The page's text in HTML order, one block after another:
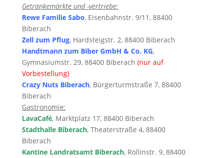
Getränkemärkte und -vertriebe:
Rewe Familie Sabo, Eisenbahnstr. 9/11, 88400
Biberach
Zell zum Pflug, Hardsteigstr. 2, 88400 Biberach
Handtmann zum Biber GmbH & Co. KG,
Gymnasiumstr. 29, 88400 Biberach (nur auf
Vorbestellung)
Crazy Nuts Biberach, Bürgerturmstraße 7, 88400
Biberach
Gastronomie:
LavaCafé, Marktplatz 17, 88400 Biberach
Stadthalle Biberach, Theaterstraße 4, 88400
Biberach
Kantine Landratsamt Biberach, Rollinstr. 9, 88400